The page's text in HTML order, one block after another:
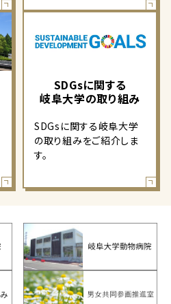
SDGsに関する
岐阜大学の取り組み
SDGsに関する岐阜大学
の取り組みをご紹介しま
す。